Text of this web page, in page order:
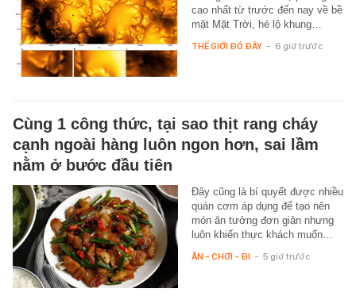
cao nhất từ trước đến nay về bề
mặt Mặt Trời, hé lộ khung…
THẾ GIỚI ĐÓ ĐÂY - 6 giờ trước
Cùng 1 công thức, tại sao thịt rang cháy
cạnh ngoài hàng luôn ngon hơn, sai lầm
nằm ở bước đầu tiên
Đây cũng là bí quyết được nhiều
quán cơm áp dụng để tạo nên
món ăn tưởng đơn giản nhưng
luôn khiến thực khách muốn…
ĂN - CHƠI - ĐI - 5 giờ trước